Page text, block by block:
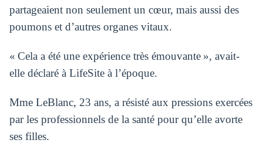
partageaient non seulement un cœur, mais aussi des
poumons et d’autres organes vitaux.
« Cela a été une expérience très émouvante », avait-
elle déclaré à LifeSite à l’époque.
Mme LeBlanc, 23 ans, a résisté aux pressions exercées
par les professionnels de la santé pour qu’elle avorte
ses filles.